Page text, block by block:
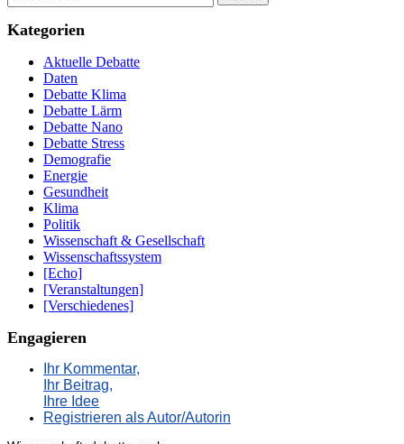
Kategorien
Aktuelle Debatte
Daten
Debatte Klima
Debatte Lärm
Debatte Nano
Debatte Stress
Demografie
Energie
Gesundheit
Klima
Politik
Wissenschaft & Gesellschaft
Wissenschaftssystem
[Echo]
[Veranstaltungen]
[Verschiedenes]
Engagieren
Ihr Kommentar,
Ihr Beitrag,
Ihre Idee
Registrieren als Autor/Autorin